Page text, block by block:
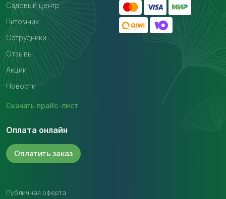
Садовый центр
Питомник
Сотрудники
Отзывы
Акции
Новости
Скачать прайс-лист
Оплата онлайн
Оплатить заказ
Публичная оферта